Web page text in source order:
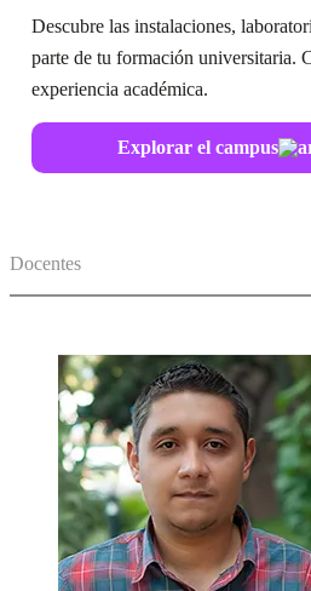
Descubre las instalaciones,
parte de tu formación universitaria.
experiencia académica.
Explorar el campus
Docentes